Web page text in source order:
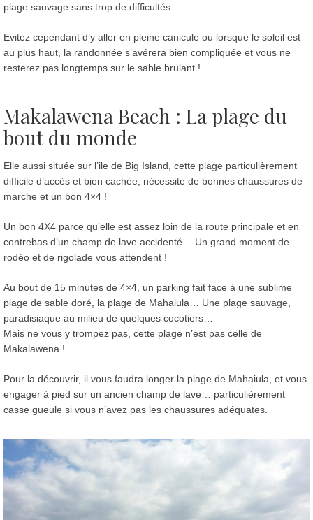
plage sauvage sans trop de difficultés…
Evitez cependant d’y aller en pleine canicule ou lorsque le soleil est
au plus haut, la randonnée s’avérera bien compliquée et vous ne
resterez pas longtemps sur le sable brulant !
Makalawena Beach : La plage du
bout du monde
Elle aussi située sur l’ile de Big Island, cette plage particulièrement
difficile d’accès et bien cachée, nécessite de bonnes chaussures de
marche et un bon 4×4 !
Un bon 4X4 parce qu’elle est assez loin de la route principale et en
contrebas d’un champ de lave accidenté… Un grand moment de
rodéo et de rigolade vous attendent !
Au bout de 15 minutes de 4×4, un parking fait face à une sublime
plage de sable doré, la plage de Mahaiula… Une plage sauvage,
paradisiaque au milieu de quelques cocotiers…
Mais ne vous y trompez pas, cette plage n’est pas celle de
Makalawena !
Pour la découvrir, il vous faudra longer la plage de Mahaiula, et vous
engager à pied sur un ancien champ de lave… particulièrement
casse gueule si vous n’avez pas les chaussures adéquates.